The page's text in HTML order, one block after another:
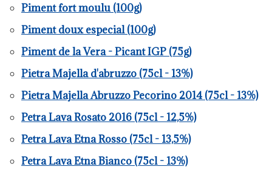
Piment fort moulu (100g)
Piment doux especial (100g)
Piment de la Vera - Picant IGP (75g)
Pietra Majella d'abruzzo (75cl - 13%)
Pietra Majella Abruzzo Pecorino 2014 (75cl - 13%)
Petra Lava Rosato 2016 (75cl - 12,5%)
Petra Lava Etna Rosso (75cl - 13,5%)
Petra Lava Etna Bianco (75cl - 13%)